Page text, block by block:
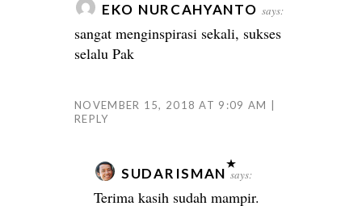
EKO NURCAHYANTO says:
sangat menginspirasi sekali, sukses
selalu Pak
NOVEMBER 15, 2018 AT 9:09 AM
REPLY
SUDARISMAN says:
Terima kasih sudah mampir.